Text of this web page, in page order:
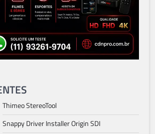
Thimeo StereoTool
Snappy Driver Installer Origin SDI